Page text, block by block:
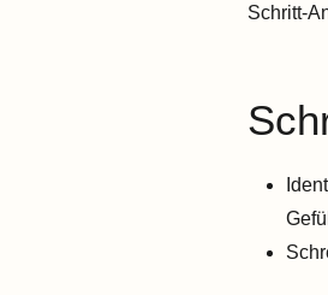
Schritt-